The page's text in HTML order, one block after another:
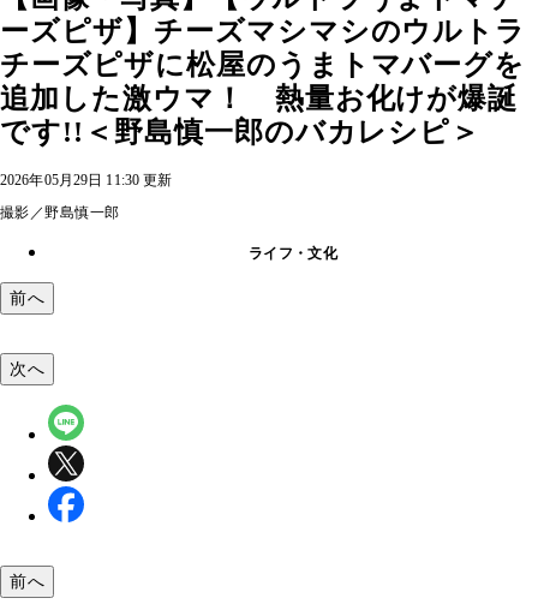
ーズピザ】チーズマシマシのウルトラ
チーズピザに松屋のうまトマバーグを
追加した激ウマ！ 熱量お化けが爆誕
です!!＜野島慎一郎のバカレシピ＞
2026年05月29日 11:30 更新
撮影／野島慎一郎
ライフ・文化
前へ
次へ
前へ